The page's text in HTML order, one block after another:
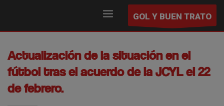
GOL Y BUEN TRATO
Actualización de la situación en el
fútbol tras el acuerdo de la JCYL el 22
de febrero.